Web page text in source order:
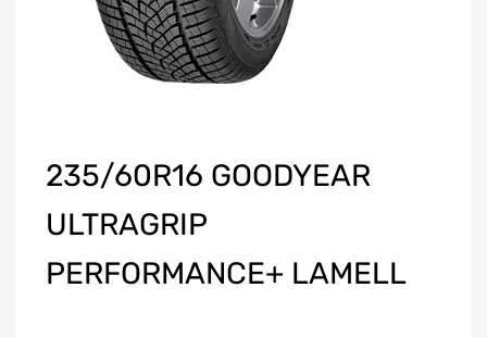
235/60R16 GOODYEAR
ULTRAGRIP
PERFORMANCE+ LAMELL